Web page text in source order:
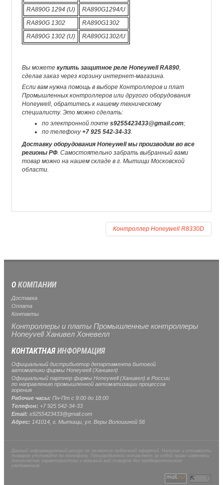
RA890G 1294 (U)
RA890G1294/U
RA890G 1302
RA890G1302
RA890G 1302 (U)
RA890G1302/U
Вы можете купить защитное реле Honeywell RA890
сделав заказ через корзину интернет-магазина.
Если вам нужна помощь в выборе Контроллеров и плат
Промышленных контроллеров или другого оборудования
Honeywell, обратитесь к нашему техническому
специалисту. Это можно сделать:
по электронной почте s9255423433@gmail.com;
по телефону+7 925 542-34-33
Доставку оборудования Honeywell мы производим во все
регионы РФ. Самостоятельно забрать выбранный вами
товар можно на нашем складе в г. Мытищи Московской
области.
Контроллер Honeywell R8330D
О КОМПАНИИ
Доставка
Оплата
Контакты
Контроллеры и платы Промышленные контроллеры
Honeyvell Ханивел Хоневелл
КОНТАКТНАЯИНФОРМАЦИЯ
Официальный дистрибьютор департамента бытовой
автоматики фирмы Honeywell (Ханивел)
Официальный партнер фирмы Honeywell (Ханивел) в России
по направлению промышленной автоматизации процессов
горения
Рабочие часы: Пн-Пт с 9:00 до 18:00
Телефон: +7 925 542-34-33
Email: s9255423433@gmail.com
Адрес: 141014, г. Мытищи , ул. Веры Волошиной 56
Данный информационный ресурс не является публичной офертой. Наличие и стоимость
товаров уточняйте по телефону. Производители оставляют за собой право изменять
технические характеристики и внешний вид товаров без предварительного
уведомления.